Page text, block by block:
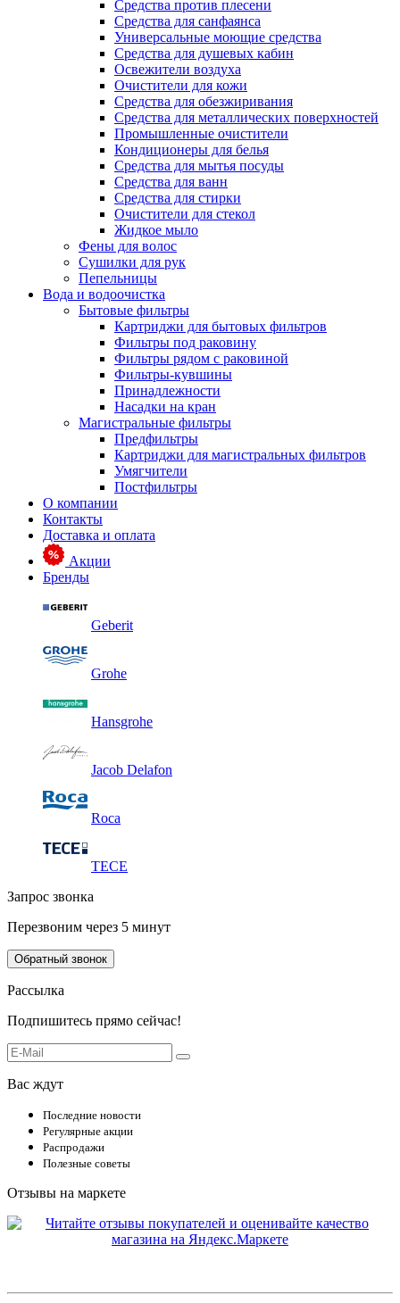
Средства против плесени
Средства для санфаянса
Универсальные моющие средства
Средства для душевых кабин
Освежители воздуха
Очистители для кожи
Средства для обезжиривания
Средства для металлических поверхностей
Промышленные очистители
Кондиционеры для белья
Средства для мытья посуды
Средства для ванн
Средства для стирки
Очистители для стекол
Жидкое мыло
Фены для волос
Сушилки для рук
Пепельницы
Вода и водоочистка
Бытовые фильтры
Картриджи для бытовых фильтров
Фильтры под раковину
Фильтры рядом с раковиной
Фильтры-кувшины
Принадлежности
Насадки на кран
Магистральные фильтры
Предфильтры
Картриджи для магистральных фильтров
Умягчители
Постфильтры
О компании
Контакты
Доставка и оплата
Акции
Бренды
Geberit
Grohe
Hansgrohe
Jacob Delafon
Roca
TECE
Запрос звонка
Перезвоним через 5 минут
Обратный звонок
Рассылка
Подпишитесь прямо сейчас!
Вас ждут
Последние новости
Регулярные акции
Распродажи
Полезные советы
Отзывы на маркете